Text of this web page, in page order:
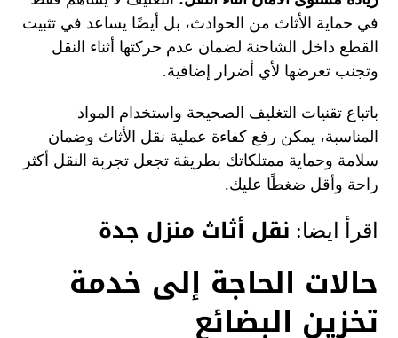
في حماية الأثاث من الحوادث، بل أيضًا يساعد في تثبيت
القطع داخل الشاحنة لضمان عدم حركتها أثناء النقل
وتجنب تعرضها لأي أضرار إضافية.
باتباع تقنيات التغليف الصحيحة واستخدام المواد
المناسبة، يمكن رفع كفاءة عملية نقل الأثاث وضمان
سلامة وحماية ممتلكاتك بطريقة تجعل تجربة النقل أكثر
راحة وأقل ضغطًا عليك.
اقرأ ايضا: نقل أثاث منزل جدة
حالات الحاجة إلى خدمة
تخزين البضائع